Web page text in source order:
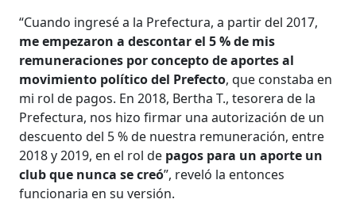
“Cuando ingresé a la Prefectura, a partir del 2017,
me empezaron a descontar el 5 % de mis
remuneraciones por concepto de aportes al
movimiento político del Prefecto, que constaba en
mi rol de pagos. En 2018, Bertha T., tesorera de la
Prefectura, nos hizo firmar una autorización de un
descuento del 5 % de nuestra remuneración, entre
2018 y 2019, en el rol de pagos para un aporte un
club que nunca se creó”, reveló la entonces
funcionaria en su versión.